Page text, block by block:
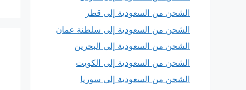
الشحن من السعودية إلى قطر
الشحن من السعودية إلى سلطنة عمان
الشحن من السعودية إلى البحرين
الشحن من السعودية إلى الكويت
الشحن من السعودية إلى سوريا